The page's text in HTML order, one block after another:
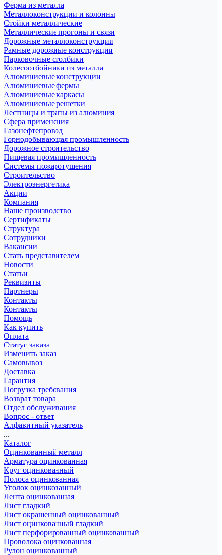
Ферма из металла
Металлоконструкции и колонны
Стойки металлические
Металлические прогоны и связи
Дорожные металлоконструкции
Рамные дорожные конструкции
Парковочные столбики
Колесоотбойники из металла
Алюминиевые конструкции
Алюминиевые фермы
Алюминиевые каркасы
Алюминиевые решетки
Лестницы и трапы из алюминия
Сфера применения
Газонефтепровод
Горнодобывающая промышленность
Дорожное строительство
Пищевая промышленность
Системы пожаротушения
Строительство
Электроэнергетика
Акции
Компания
Наше производство
Сертификаты
Структура
Сотрудники
Вакансии
Стать представителем
Новости
Статьи
Реквизиты
Партнеры
Контакты
Контакты
Помощь
Как купить
Оплата
Статус заказа
Изменить заказ
Самовывоз
Доставка
Гарантия
Погрузка требования
Возврат товара
Отдел обслуживания
Вопрос - ответ
Алфавитный указатель
...
Каталог
Оцинкованный металл
Арматура оцинкованная
Круг оцинкованный
Полоса оцинкованная
Уголок оцинкованный
Лента оцинкованная
Лист гладкий
Лист окрашенный оцинкованный
Лист оцинкованный гладкий
Лист перфорированный оцинкованный
Проволока оцинкованная
Рулон оцинкованный